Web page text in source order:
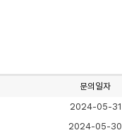
문의일자
2024-05-31
2024-05-30